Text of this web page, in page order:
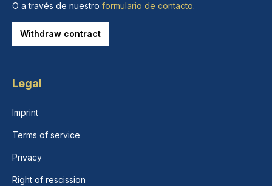
O a través de nuestro formulario de contacto.
Withdraw contract
Legal
Imprint
Terms of service
Privacy
Right of rescission